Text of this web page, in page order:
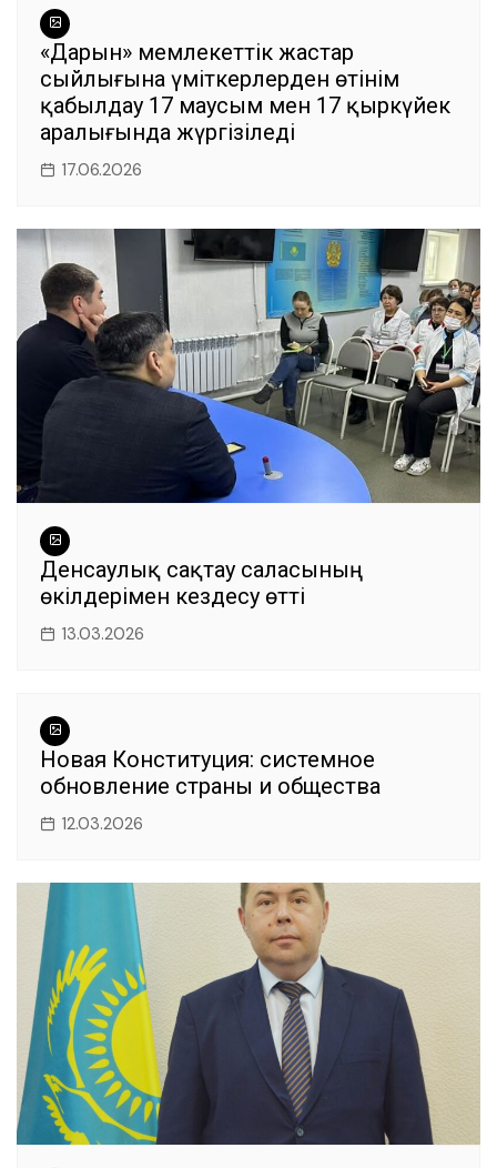
«Дарын» мемлекеттік жастар
сыйлығына үміткерлерден өтінім
қабылдау 17 маусым мен 17 қыркүйек
аралығында жүргізіледі
17.06.2026
Денсаулық сақтау саласының
өкілдерімен кездесу өтті
13.03.2026
Новая Конституция: системное
обновление страны и общества
12.03.2026